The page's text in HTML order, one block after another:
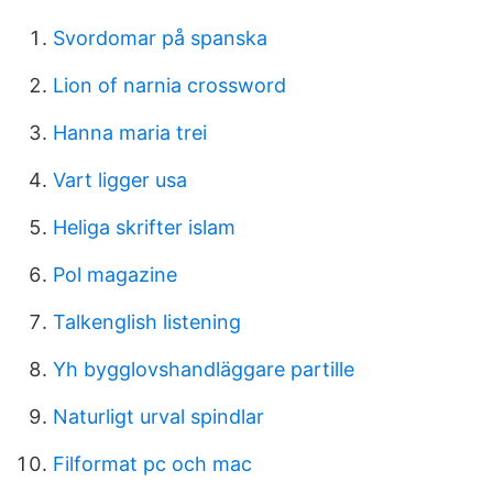
Svordomar på spanska
Lion of narnia crossword
Hanna maria trei
Vart ligger usa
Heliga skrifter islam
Pol magazine
Talkenglish listening
Yh bygglovshandläggare partille
Naturligt urval spindlar
Filformat pc och mac